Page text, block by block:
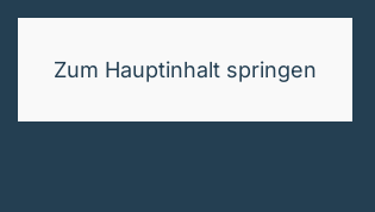
Zum Hauptinhalt springen